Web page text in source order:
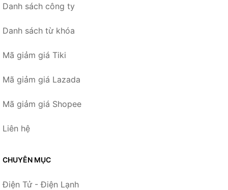
Danh sách công ty
Danh sách từ khóa
Mã giảm giá Tiki
Mã giảm giá Lazada
Mã giảm giá Shopee
Liên hệ
CHUYÊN MỤC
Điện Tử - Điện Lạnh